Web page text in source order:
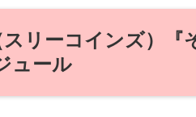
スリーコインズ）『
ュール